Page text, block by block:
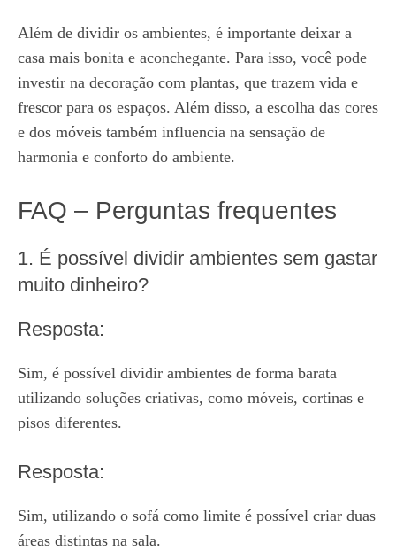
Além de dividir os ambientes, é importante deixar a
casa mais bonita e aconchegante. Para isso, você pode
investir na decoração com plantas, que trazem vida e
frescor para os espaços. Além disso, a escolha das cores
e dos móveis também influencia na sensação de
harmonia e conforto do ambiente.
FAQ – Perguntas frequentes
1. É possível dividir ambientes sem gastar
muito dinheiro?
Resposta:
Sim, é possível dividir ambientes de forma barata
utilizando soluções criativas, como móveis, cortinas e
pisos diferentes.
Resposta:
Sim, utilizando o sofá como limite é possível criar duas
áreas distintas na sala.